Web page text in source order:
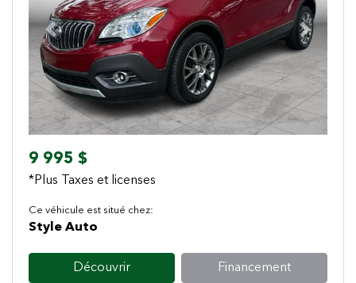
Previous Next
9 995 $
*Plus Taxes et licenses
Ce véhicule est situé chez:
Style Auto
Découvrir Financement